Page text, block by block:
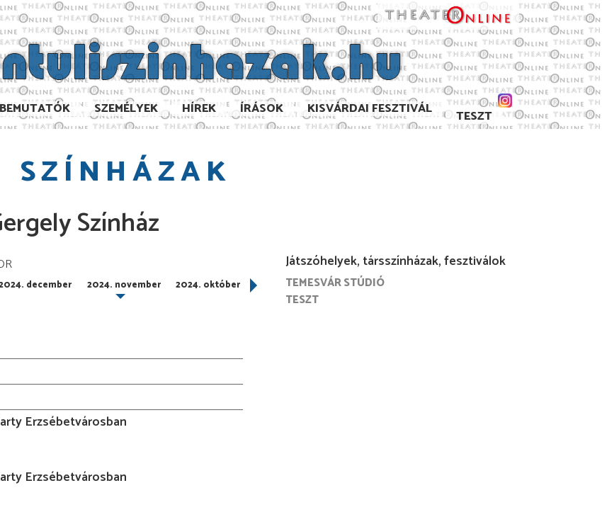
BEMUTATÓK SZEMÉLYEK HÍREK ÍRÁSOK KISVÁRDAI FESZTIVÁL TESZT
SZÍNHÁZAK
Színház
december 2024. november 2024. október 2024. szeptember 2024. június
Erzsébetvárosban
Erzsébetvárosban
Játszóhelyek, társszínházak, fesztiválok
TEMESVÁR STÚDIÓ
TESZT